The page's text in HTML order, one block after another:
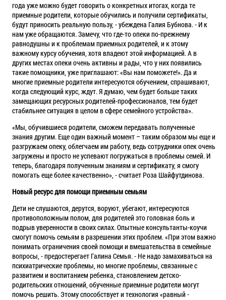
года уже можно будет говорить о конкретных итогах, когда те
приемные родители, которые обучились и получили сертификаты,
будут приносить реальную пользу, - убеждена Галия Бубнова. - И к
нам уже обращаются. Замечу, что где-то опеки по-прежнему
равнодушны и к проблемам приемных родителей, и к этому
важному курсу обучения, хотя владеют этой информацией. А в
других местах опеки очень активны и рады, что у них появились
такие помощники, уже приглашают: «Вы нам поможете!». Да и
многие приемные родители интересуются обучением, спрашивают,
когда следующий курс, ждут. Я думаю, чем будет больше таких
замещающих ресурсных родителей-профессионалов, тем будет
стабильнее ситуация в целом в сфере семейного устройства».
«Мы, обучившиеся родители, сможем передавать полученные
знания другим. Еще один важный момент – таким образом мы еще и
разгружаем опеку, облегчаем им работу, ведь сотрудники опек очень
загружены и просто не успевают погружаться в проблемы семей. И
теперь, благодаря полученным знаниям и сертификату, я смогу
помогать еще более качественно», - считает Роза Шайфутдинова.
Новый ресурс для помощи приемным семьям
Дети не слушаются, дерутся, воруют, убегают, интересуются
противоположным полом, для родителей это головная боль и
подрыв уверенности в своих силах. Опытные консультанты-коучи
смогут помочь семьям в разрешении этих проблем. «При этом важно
понимать ограничения своей помощи и вмешательства в семейные
вопросы, - предостерегает Галина Семья. - Не надо замахиваться на
психиатрические проблемы, но многие проблемы, связанные с
развитием и воспитанием ребенка, становлением детско-
родительских отношений, обученные приемные родители могут
помочь решить. Этому способствует и технология «равный -